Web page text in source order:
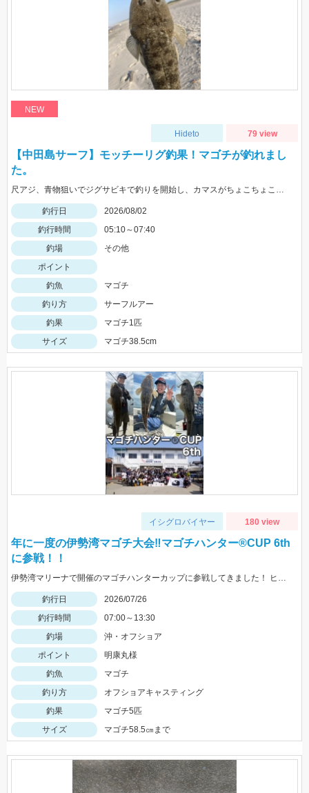
NEW
Hideto 79 view
【中田島サーフ】モッチーリグ釣果！マゴチが釣れまし
た。
尺アジ、青物狙いでジグサビキで釣りを開始し、カマスがちょこちょこ釣れるものの、狙いの魚は釣れず…。そこで先週、スズキ、イシモチを釣ることができたモッチーリグをセット！スパテラを使ってシャクりながら誘っていると、ゴンっと強い当たりがあり、なかなか歯ごたえのある引きを楽しみながら慎重に引き上げると、正体はマゴチでした。人生初マゴチの喜びと、モッチーリグで釣れたことの驚きでとても充実した釣行でした。絡まないし、ちゃんと釣れるし、モッチーリグに心から感謝しています( ´ ▽ ` )ﾉ
釣行日
2026/08/02
釣行時間
05:10～07:40
釣場
その他
ポイント
釣魚
マゴチ
釣り方
サーフルアー
釣果
マゴチ1匹
サイズ
マゴチ38.5cm
イシグロバイヤー 180 view
年に一度の伊勢湾マゴチ大会‼マゴチハンター®︎CUP 6th
に参戦！！
伊勢湾マリーナで開催のマゴチハンターカップに参戦してきました！ ヒットルアーはイージーラボ、水波、DUOジャンゴ、ドライブSSギルなど。
釣行日
2026/07/26
釣行時間
07:00～13:30
釣場
沖・オフショア
ポイント
明康丸様
釣魚
マゴチ
釣り方
オフショアキャスティング
釣果
マゴチ5匹
サイズ
マゴチ58.5㎝まで